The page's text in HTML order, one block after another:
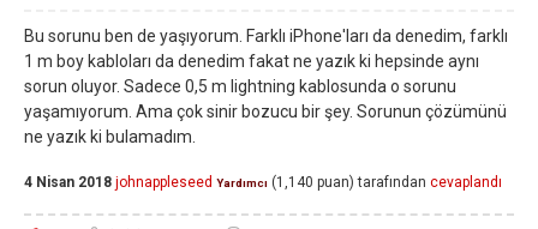
Bu sorunu ben de yaşıyorum. Farklı iPhone'ları da denedim, farklı
1 m boy kabloları da denedim fakat ne yazık ki hepsinde aynı
sorun oluyor. Sadece 0,5 m lightning kablosunda o sorunu
yaşamıyorum. Ama çok sinir bozucu bir şey. Sorunun çözümünü
ne yazık ki bulamadım.
4 Nisan 2018 johnappleseed Yardımcı (1,140 puan) tarafından cevaplandı